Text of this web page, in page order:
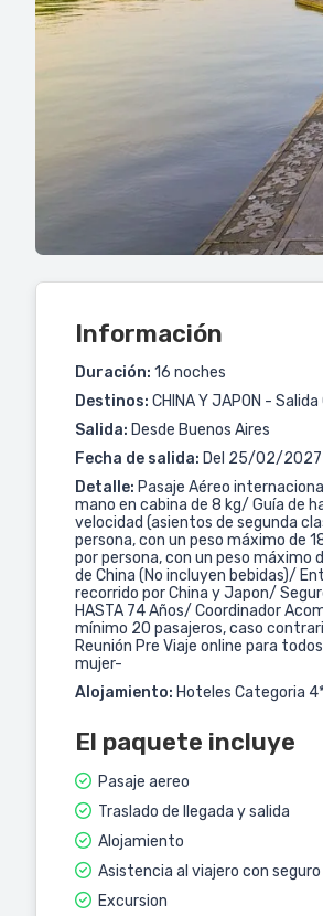
Información
Duración: 16 noches
Destinos: CHINA Y JAPON -
Salida: Desde Buenos Aires
Fecha de salida: Del 25/02/
Detalle: Pasaje Aéreo
mano en cabina de 8 kg/ Guía de
velocidad (asientos de segunda
persona, con un peso máximo de
por persona, con un peso
de China (No incluyen bebidas)/
recorrido por China y Japon/
HASTA 74 Años/ Coordinador
mínimo 20 pasajeros, caso
Reunión Pre Viaje online para
mujer-
Alojamiento: Hoteles Categoria
El paquete incluye
Pasaje aereo
Traslado de llegada y salida
Alojamiento
Asistencia al viajero con
Excursion